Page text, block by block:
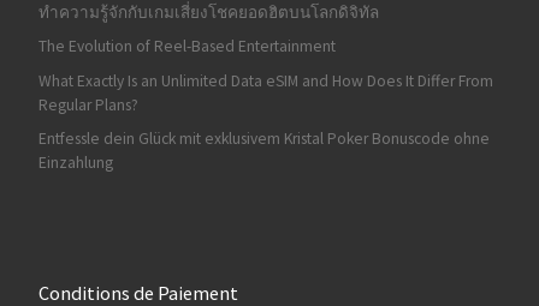
ทำความรู้จักกับเกมเสี่ยงโชคยอดฮิตบนโลกดิจิทัล
The Evolution of Reel-Based Entertainment
What Exactly Is an Unlimited Data eSIM and How Does It Differ From
Regular Plans?
Entfessle dein Glück mit exklusivem Kristal Poker Bonuscode ohne
Einzahlung
Conditions de Paiement